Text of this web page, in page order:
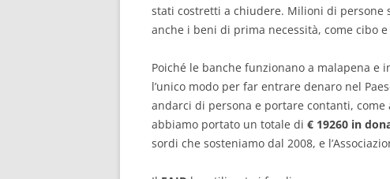
stati costretti a chiudere. Milioni di persone
anche i beni di prima necessità, come cibo
Poiché le banche funzionano a malapena
l’unico modo per far entrare denaro nel
andarci di persona e portare contanti,
abbiamo portato un totale di € 19260 in
sordi che sosteniamo dal 2008, e